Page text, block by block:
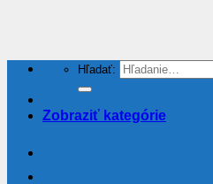
Hľadať:
Zobraziť kategórie